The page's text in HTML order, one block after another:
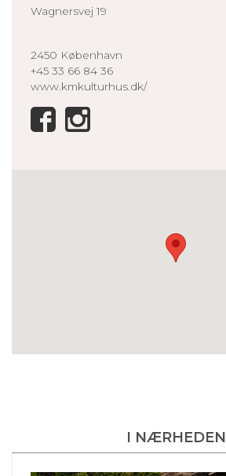
Wagnersvej 19
2450 København
+45 33 66 84 36
www.kmkulturhus.dk/
I NÆRHEDEN